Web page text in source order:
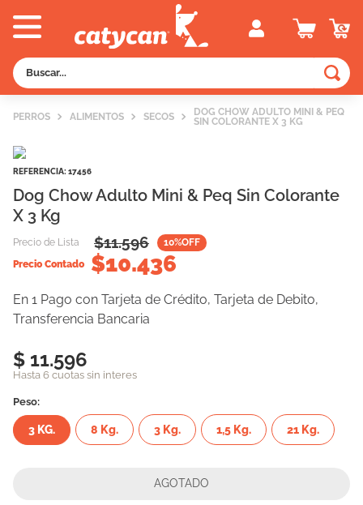
Buscar...
PERROS ALIMENTOS SECOS
DOG CHOW ADULTO MINI & PEQ
SIN COLORANTE X 3 KG
REFERENCIA: 17456
Dog Chow Adulto Mini & Peq Sin Colorante
X 3 Kg
Precio de Lista $11.596 10%OFF
Precio Contado
$10.436
En 1 Pago con Tarjeta de Crédito, Tarjeta de Debito,
Transferencia Bancaria
$ 11.596
Hasta 6 cuotas sin interes
Peso:
3 KG. 8 Kg. 3 Kg. 1,5 Kg. 21 Kg.
5.
piedras
6.
perros
7
pedigree
8 .
creamy
10 . cama